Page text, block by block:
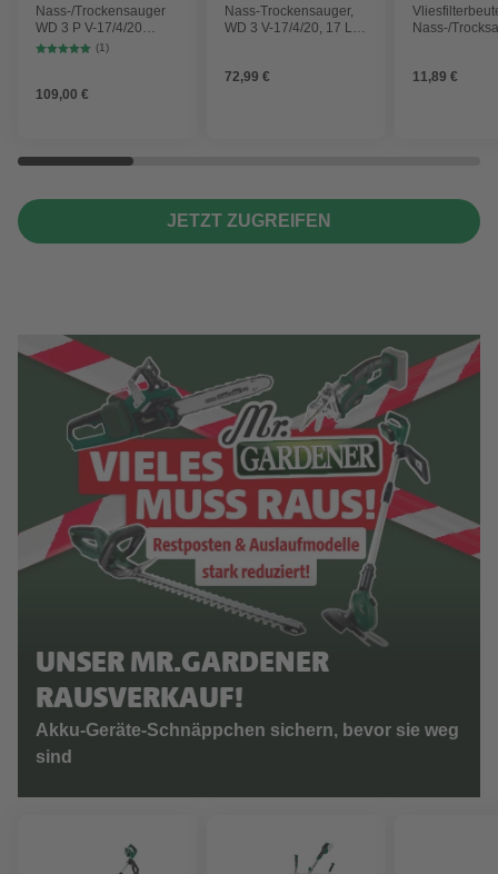
Nass-/Trockensauger
WD 3 P V-17/4/20
Workshop mit
(1)
109,00 €
Nass-Trockensauger,
WD 3 V-17/4/20, 17 L,
72,99 €
Nass-/
4 Stück
11,89 €
JETZT ZUGREIFEN
UNSER MR.GARDENER
RAUSVERKAUF!
Akku-Geräte-Schnäppchen sichern, bevor sie weg
sind